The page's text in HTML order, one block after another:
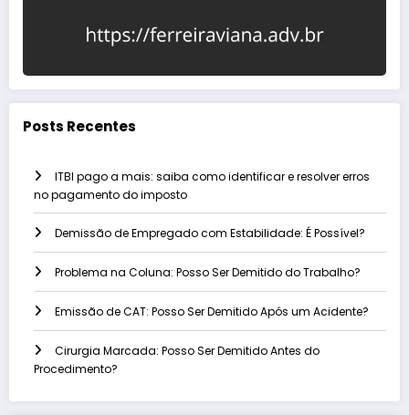
Posts Recentes
ITBI pago a mais: saiba como identificar e resolver erros
no pagamento do imposto
Demissão de Empregado com Estabilidade: É Possível?
Problema na Coluna: Posso Ser Demitido do Trabalho?
Emissão de CAT: Posso Ser Demitido Após um Acidente?
Cirurgia Marcada: Posso Ser Demitido Antes do
Procedimento?